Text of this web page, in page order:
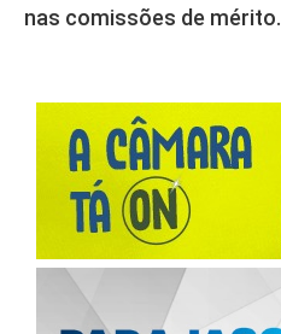
nas comissões de mérito.